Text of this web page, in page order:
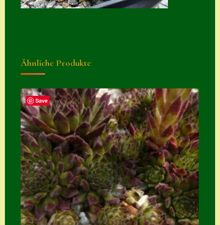
Versandinfos
Zubehör
Zubehör
Ähnliche Produkte
Save